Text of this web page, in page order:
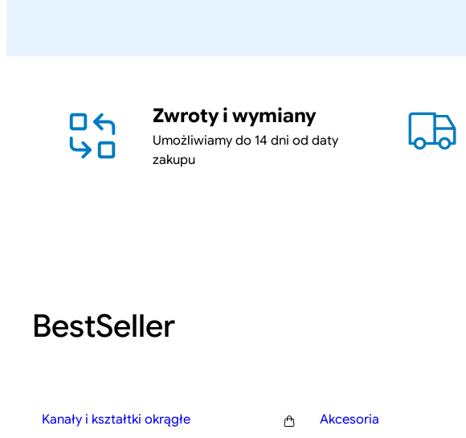
Zwroty i wymiany
Umożliwiamy do 14 dni od daty
zakupu
BestSeller
Kanały i kształtki okrągłe Akcesoria